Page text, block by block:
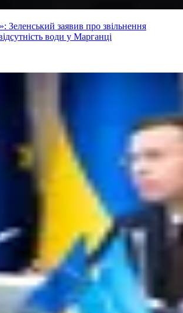
Зеленський заявив про звільнення
води у Марганці